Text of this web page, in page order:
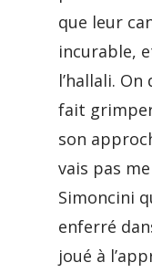
que leur
incurable,
l’hallali.
fait
son
vais pas
Simoncini
enferré
joué à